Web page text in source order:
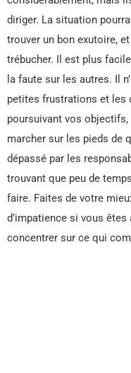
diriger. La situation
trouver un bon exutoire,
trébucher. Il est plus
la faute sur les autres. Il
petites frustrations et les
poursuivant vos
marcher sur les pieds de
dépassé par les
trouvant que peu de
faire. Faites de votre
d’impatience si vous
concentrer sur ce qui